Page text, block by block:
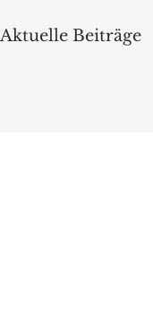
Aktuelle Beiträge